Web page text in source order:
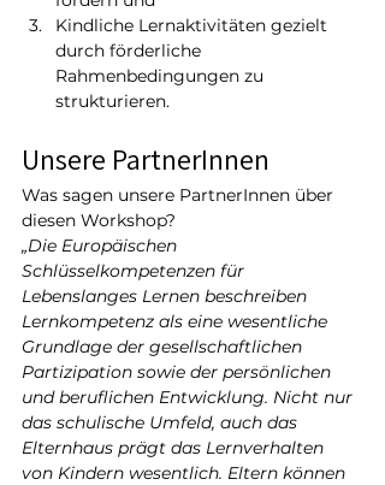
Kindliche Lernaktivitäten gezielt
durch förderliche
Rahmenbedingungen zu
strukturieren.
Unsere PartnerInnen
Was sagen unsere PartnerInnen über
diesen Workshop?
„Die Europäischen
Schlüsselkompetenzen für
Lebenslanges Lernen beschreiben
Lernkompetenz als eine wesentliche
Grundlage der gesellschaftlichen
Partizipation sowie der persönlichen
und beruflichen Entwicklung. Nicht nur
das schulische Umfeld, auch das
Elternhaus prägt das Lernverhalten
von Kindern wesentlich. Eltern können